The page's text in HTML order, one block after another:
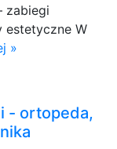
zabiegi
estetyczne W
»
- ortopeda,